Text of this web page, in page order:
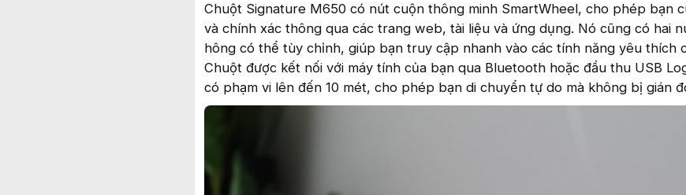
Chuột Signature M650 có nút cuộn thông minh SmartWheel, cho phép bạn
và chính xác thông qua các trang web, tài liệu và ứng dụng. Nó cũng có hai
hông có thể tùy chỉnh, giúp bạn truy cập nhanh vào các tính năng yêu thích
Chuột được kết nối với máy tính của bạn qua Bluetooth hoặc đầu thu USB
có phạm vi lên đến 10 mét, cho phép bạn di chuyển tự do mà không bị gián